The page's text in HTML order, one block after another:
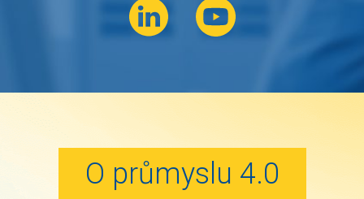
O průmyslu 4.0